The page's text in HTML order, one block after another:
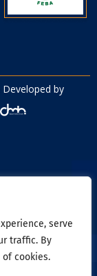
serve
traffic. By
cookies.
by